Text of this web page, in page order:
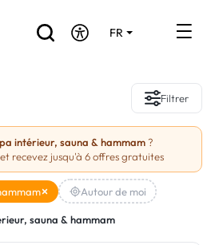
FR
Filtrer
intérieur, sauna & hammam ?
recevez jusqu'à 6 offres gratuites
Autour de moi
sauna & hammam